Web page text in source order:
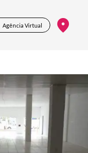
Agência Virtual